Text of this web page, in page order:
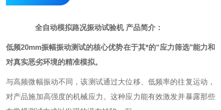
全自动模拟路况振动试验机 产品简介：
低频20mm振幅振动测试的核心优势在于其*的“应力筛选"能力和
对真实恶劣环境的精准模拟。
与高频微幅振动不同，该测试通过大位移、低频率的往复运动，
对产品施加高强度的机械应力。这种应力能有效激发并暴露那些